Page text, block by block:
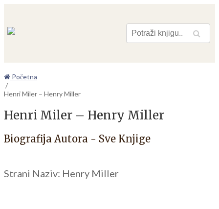
Pretraga
Početna
/
Henri Miler – Henry Miller
Henri Miler – Henry Miller
Biografija Autora - Sve Knjige
Strani Naziv: Henry Miller